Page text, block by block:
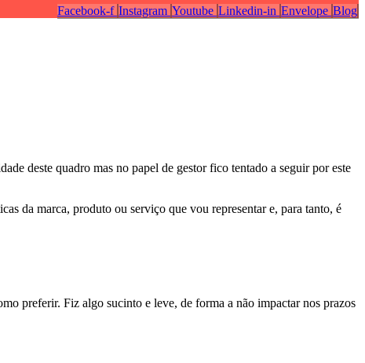
Facebook-f Instagram Youtube Linkedin-in Envelope Blog
deste quadro mas no papel de gestor fico tentado a seguir por este
da marca, produto ou serviço que vou representar e, para tanto, é
preferir. Fiz algo sucinto e leve, de forma a não impactar nos prazos